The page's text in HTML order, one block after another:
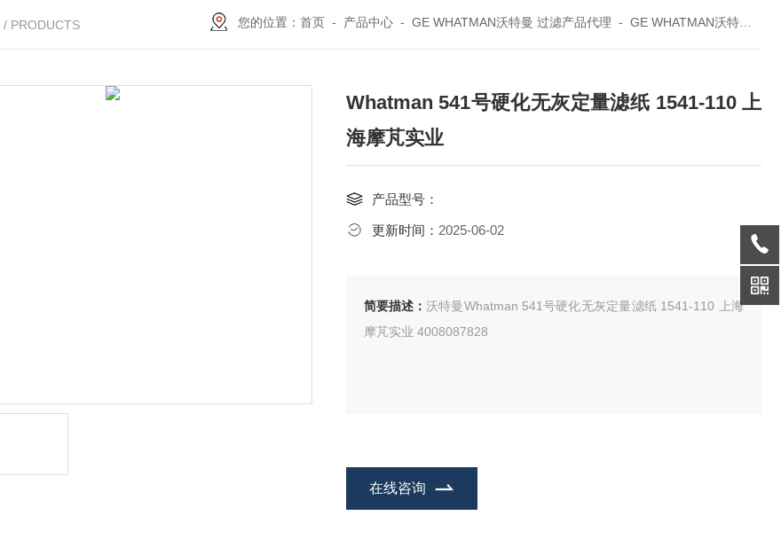
/ PRODUCTS 您的位置： 首页- 产品中心- GE WHATMAN沃特曼 过滤产品代理 - GE WHATMAN沃特曼 定量滤纸
Whatman 541号硬化无灰定量滤纸 1541-110 上
海摩芃实业
产品型号：
更新时间： 2025-06-02
简要描述： 沃特曼Whatman 541号硬化无灰定量滤纸 1541-110 上海
摩芃实业 4008087828
在线咨询